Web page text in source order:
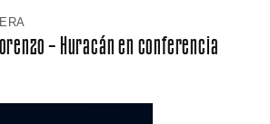
– Huracán en conferencia